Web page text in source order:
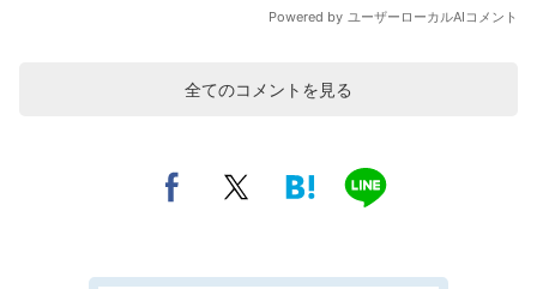
全てのコメントを見る